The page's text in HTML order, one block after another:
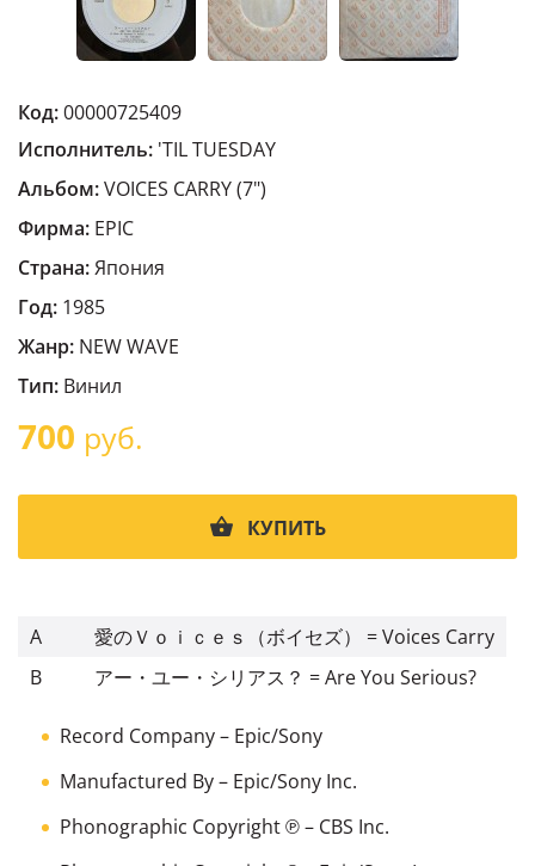
Код:00000725409
Исполнитель: 'TIL TUESDAY
Альбом:VOICES CARRY (7")
Фирма: EPIC
Страна:Япония
Год: 1985
Жанр: NEW WAVE
Тип: Винил
700 руб.
КУПИТЬ
A
愛のＶｏｉｃｅｓ（ボイセズ） = Voices Carry
B
アー・ユー・シリアス？ = Are You Serious?
Record Company– Epic/Sony
Manufactured By– Epic/Sony Inc.
Phonographic Copyright ℗– CBS Inc.